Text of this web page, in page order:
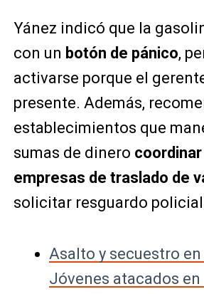
Yánez indicó que la
con un botón de pánico,
activarse porque el
presente. Además,
establecimientos que
sumas de dinero
empresas de traslado de
solicitar resguardo
Asalto y secuestro en
Jóvenes atacados